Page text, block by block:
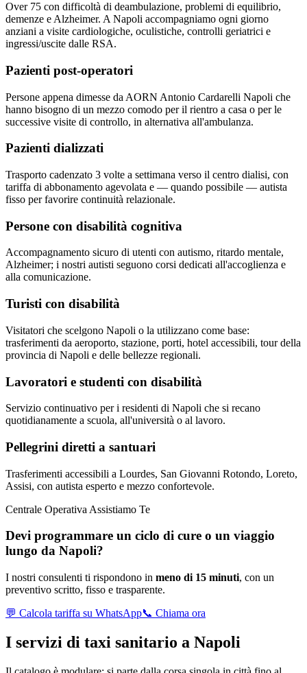
Over 75 con difficoltà di deambulazione, problemi di equilibrio,
demenze e Alzheimer. A Napoli accompagniamo ogni giorno
anziani a visite cardiologiche, oculistiche, controlli geriatrici e
ingressi/uscite dalle RSA.
Pazienti post-operatori
Persone appena dimesse da AORN Antonio Cardarelli Napoli che
hanno bisogno di un mezzo comodo per il rientro a casa o per le
successive visite di controllo, in alternativa all'ambulanza.
Pazienti dializzati
Trasporto cadenzato 3 volte a settimana verso il centro dialisi, con
tariffa di abbonamento agevolata e — quando possibile — autista
fisso per favorire continuità relazionale.
Persone con disabilità cognitiva
Accompagnamento sicuro di utenti con autismo, ritardo mentale,
Alzheimer; i nostri autisti seguono corsi dedicati all'accoglienza e
alla comunicazione.
Turisti con disabilità
Visitatori che scelgono Napoli o la utilizzano come base:
trasferimenti da aeroporto, stazione, porti, hotel accessibili, tour della
provincia di Napoli e delle bellezze regionali.
Lavoratori e studenti con disabilità
Servizio continuativo per i residenti di Napoli che si recano
quotidianamente a scuola, all'università o al lavoro.
Pellegrini diretti a santuari
Trasferimenti accessibili a Lourdes, San Giovanni Rotondo, Loreto,
Assisi, con autista esperto e mezzo confortevole.
Centrale Operativa Assistiamo Te
Devi programmare un ciclo di cure o un viaggio
lungo da Napoli?
I nostri consulenti ti rispondono in meno di 15 minuti, con un
preventivo scritto, fisso e trasparente.
💬 Calcola tariffa su WhatsApp📞 Chiama ora
I servizi di taxi sanitario a Napoli